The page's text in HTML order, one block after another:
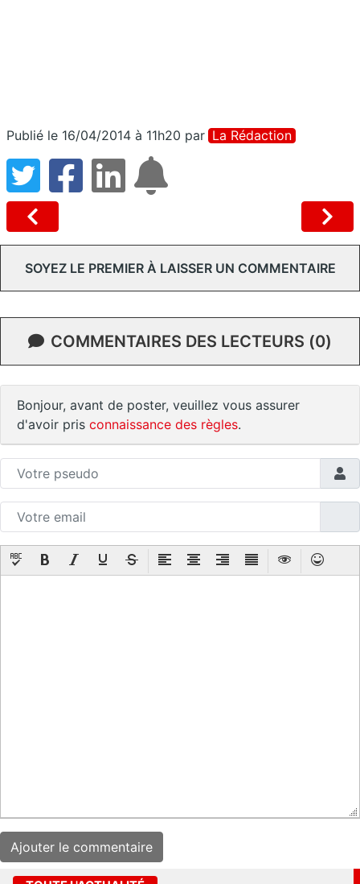
Publié le 16/04/2014 à 11h20 par La Rédaction
SOYEZ LE PREMIER À LAISSER UN COMMENTAIRE
COMMENTAIRES DES LECTEURS (0)
Bonjour, avant de poster, veuillez vous assurer
d'avoir pris connaissance des règles.